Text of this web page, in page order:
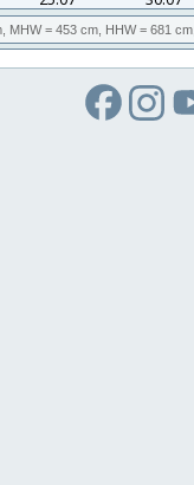
MHW= 453 cm, HHW= 681 cm,